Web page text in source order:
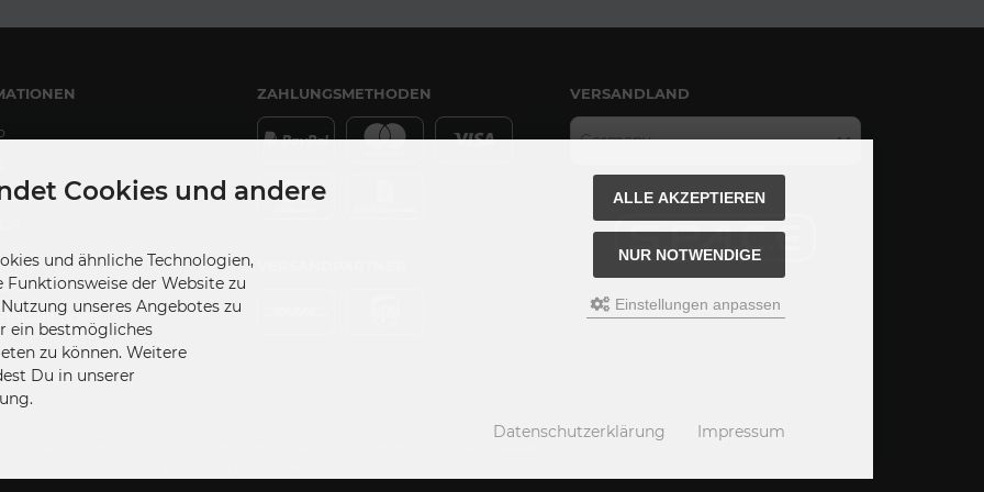
ZAHLUNGSMETHODEN VERSANDLAND
Germany
Cookies und andere
und ähnliche Technologien,
der Website zu
unseres Angebotes zu
ein bestmögliches
zu können. Weitere
Du in unserer
ALLE AKZEPTIEREN
NUR NOTWENDIGE
Einstellungen anpassen
Datenschutzerklärung Impressum